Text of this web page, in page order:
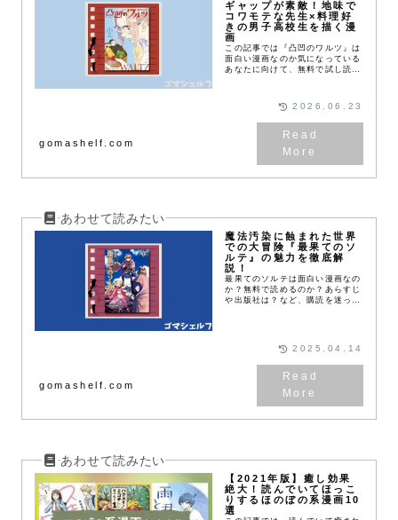
ギャップが素敵！地味で
コワモテな先生×料理好
きの男子高校生を描く漫
画
この記事では『凸凹のワルツ』は
面白い漫画なのか気になっている
あなたに向けて、無料で試し読み
gomashelf.com
2026.06.23
魔法汚染に蝕まれた世界
での大冒険『最果てのソ
ルテ』の魅力を徹底解
説！
最果てのソルテは面白い漫画なの
か？無料で読めるのか？あらすじ
や出版社は？など、購読を迷って
gomashelf.com
2025.04.14
【2021年版】癒し効果
絶大！読んでいてほっこ
りするほのぼの系漫画10
選